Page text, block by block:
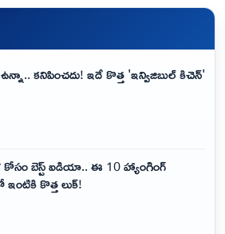
కనిపించదు! ఇదే కొత్త 'ఇన్విజిబుల్ కిచెన్'
కోసం బెస్ట్ ఐడియా.. ఈ 10 హ్యాంగింగ్
ఇంటికి కొత్త లుక్!